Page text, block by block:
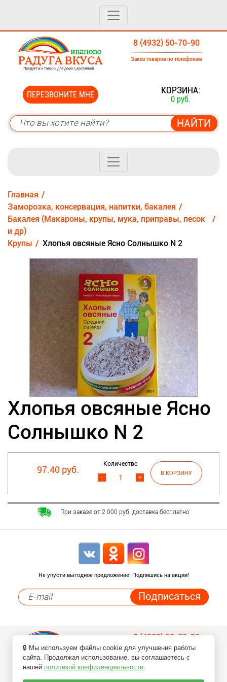
8 (4932) 50-70-90
Заказ товаров по телефонам
ПЕРЕЗВОНИТЕ МНЕ КОРЗИНА:
0 руб.
Главная
Заморозка, консервация, напитки, бакалея
Бакалея (Макароны, крупы, мука, приправы, песок
и др)
Крупы
Хлопья овсяные Ясно Солнышко N 2
Хлопья овсяные Ясно
Солнышко N 2
97.40 руб.
Количество
+
-
При заказе от 2 000 руб. доставка бесплатно
Не упусти выгодное предложение! Подпишись на акции!
8 (4932) 50-70-90
Заказ товаров по телефонам
🔒 Мы используем файлы cookie для улучшения работы
сайта. Продолжая использование, вы соглашаетесь с
нашей политикой конфиденциальности.